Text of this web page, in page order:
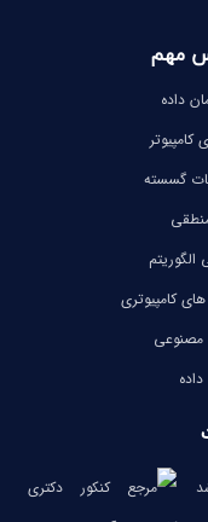
مهم
داده
کامپیوتر
گسسته
کامپیوتری
داده